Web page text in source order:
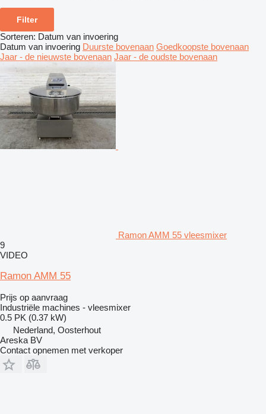
Filter
Sorteren: Datum van invoering
Datum van invoering Duurste bovenaan Goedkoopste bovenaan
Jaar - de nieuwste bovenaan Jaar - de oudste bovenaan
Ramon AMM 55 vleesmixer
9
VIDEO
Ramon AMM 55
Prijs op aanvraag
Industriële machines - vleesmixer
0.5 PK (0.37 kW)
Nederland, Oosterhout
Areska BV
Contact opnemen met verkoper